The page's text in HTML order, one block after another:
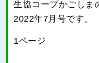
生協コープかごしま
2022年7月号です。
1ページ